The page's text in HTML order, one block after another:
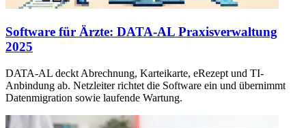
Software für Ärzte: DATA-AL Praxisverwaltung
2025
DATA-AL deckt Abrechnung, Karteikarte, eRezept und TI-
Anbindung ab. Netzleiter richtet die Software ein und übernimmt
Datenmigration sowie laufende Wartung.